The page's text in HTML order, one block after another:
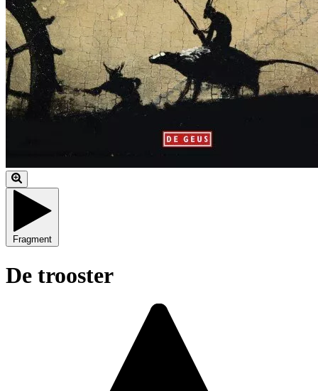
Fragment
De trooster